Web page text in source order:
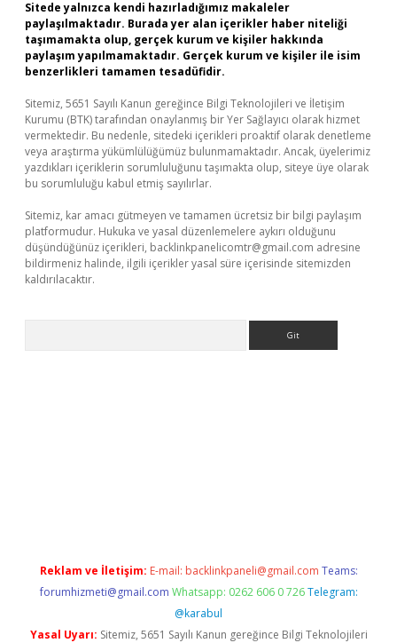
Sitede yalnızca kendi hazırladığımız makaleler
paylaşılmaktadır. Burada yer alan içerikler haber niteliği
taşımamakta olup, gerçek kurum ve kişiler hakkında
paylaşım yapılmamaktadır. Gerçek kurum ve kişiler ile isim
benzerlikleri tamamen tesadüfidir.
Sitemiz, 5651 Sayılı Kanun gereğince Bilgi Teknolojileri ve İletişim
Kurumu (BTK) tarafından onaylanmış bir Yer Sağlayıcı olarak hizmet
vermektedir. Bu nedenle, sitedeki içerikleri proaktif olarak denetleme
veya araştırma yükümlülüğümüz bulunmamaktadır. Ancak, üyelerimiz
yazdıkları içeriklerin sorumluluğunu taşımakta olup, siteye üye olarak
bu sorumluluğu kabul etmiş sayılırlar.
Sitemiz, kar amacı gütmeyen ve tamamen ücretsiz bir bilgi paylaşım
platformudur. Hukuka ve yasal düzenlemelere aykırı olduğunu
düşündüğünüz içerikleri, backlinkpanelicomtr@gmail.com adresine
bildirmeniz halinde, ilgili içerikler yasal süre içerisinde sitemizden
kaldırılacaktır.
Reklam ve İletişim: E-mail: backlinkpaneli@gmail.com Teams:
forumhizmeti@gmail.com Whatsapp: 0262 606 0 726 Telegram:
@karabul
Yasal Uyarı: Sitemiz, 5651 Sayılı Kanun gereğince Bilgi Teknolojileri